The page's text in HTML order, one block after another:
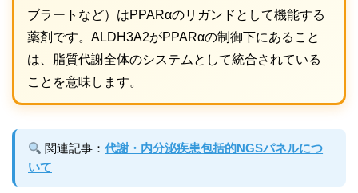
ブラートなど）はPPARαのリガンドとして機能する
薬剤です。ALDH3A2がPPARαの制御下にあること
は、脂質代謝全体のシステムとして統合されている
ことを意味します。
関連記事：代謝・内分泌疾患包括的NGSパネルにつ
いて